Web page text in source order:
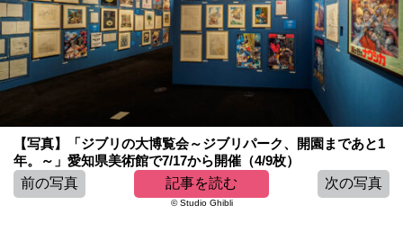
【写真】「ジブリの大博覧会～ジブリパーク、開園まであと1
年。～」愛知県美術館で7/17から開催（4/9枚）
前の写真
記事を読む 次の写真
© Studio Ghibli